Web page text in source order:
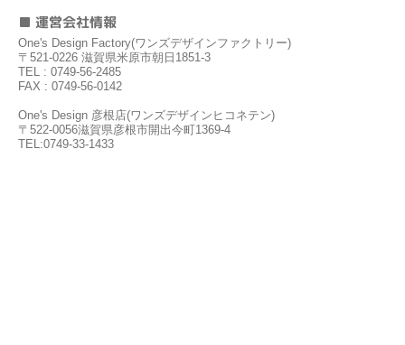
■ 運営会社情報
One's Design Factory(ワンズデザインファクトリー)
〒521-0226 滋賀県米原市朝日1851-3
TEL : 0749-56-2485
FAX : 0749-56-0142
One's Design 彦根店(ワンズデザインヒコネテン)
〒522-0056滋賀県彦根市開出今町1369-4
TEL:0749-33-1433